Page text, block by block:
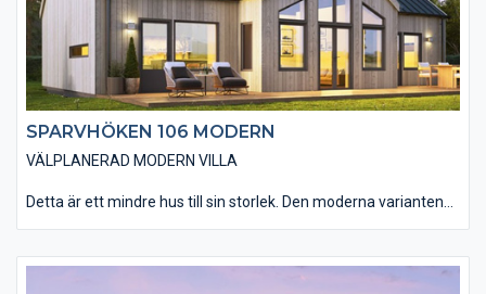
SPARVHÖKEN 106 MODERN
VÄLPLANERAD MODERN VILLA
Detta är ett mindre hus till sin storlek. Den moderna varianten
Materialvalen in- och utvändigt andas den moderna känslan.
Den smarta planlösningen gör att huset rymmer allt man kan